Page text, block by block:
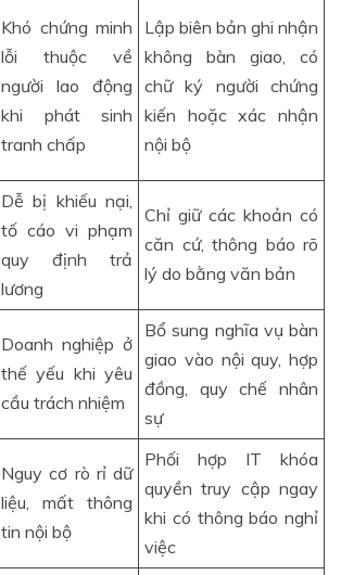
Khó chứng minh
lỗi thuộc về
người lao động
khi phát sinh
tranh chấp
Lập biên bản ghi nhận
không bàn giao, có
chữ ký người chứng
kiến hoặc xác nhận
nội bộ
Dễ bị khiếu nại,
tố cáo vi phạm
quy định trả
lương
Chỉ giữ các khoản có
căn cứ, thông báo rõ
lý do bằng văn bản
Doanh nghiệp ở
thế yếu khi yêu
cầu trách nhiệm
Bổ sung nghĩa vụ bàn
giao vào nội quy, hợp
đồng, quy chế nhân
sự
Nguy cơ rò rỉ dữ
liệu, mất thông
tin nội bộ
Phối hợp IT khóa
quyền truy cập ngay
khi có thông báo nghỉ
việc